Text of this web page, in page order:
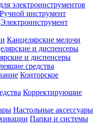
электроинструментов
Ручной инструмент
Электроинструмент
Канцелярские мелочи
и диспенсеры
средства
Конторское
Корректирующие
Настольные аксессуары
Папки и системы